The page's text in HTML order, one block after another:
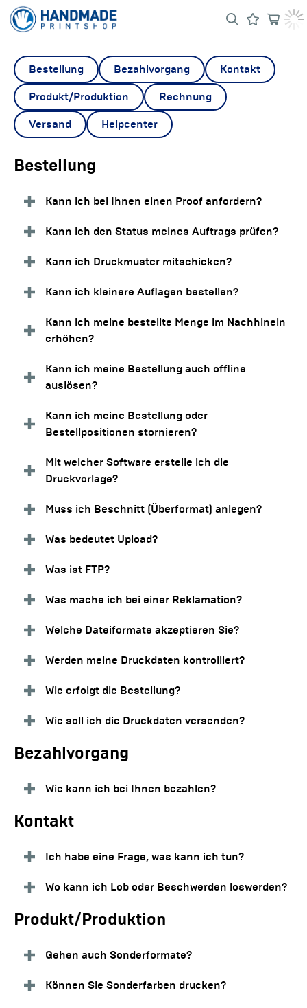
Bestellung Bezahlvorgang
Kontakt
Produkt/Produktion
Rechnung
Versand
Helpcenter
Bestellung
Kann ich bei Ihnen einen Proof anfordern?
Kann ich den Status meines Auftrags prüfen?
Kann ich Druckmuster mitschicken?
Kann ich kleinere Auflagen bestellen?
Kann ich meine bestellte Menge im Nachhinein
erhöhen?
Kann ich meine Bestellung auch offline
auslösen?
Kann ich meine Bestellung oder
Bestellpositionen stornieren?
Mit welcher Software erstelle ich die
Druckvorlage?
Muss ich Beschnitt (Überformat) anlegen?
Was bedeutet Upload?
Was ist FTP?
Was mache ich bei einer Reklamation?
Welche Dateiformate akzeptieren Sie?
Werden meine Druckdaten kontrolliert?
Wie erfolgt die Bestellung?
Wie soll ich die Druckdaten versenden?
Bezahlvorgang
Wie kann ich bei Ihnen bezahlen?
Kontakt
Ich habe eine Frage, was kann ich tun?
Wo kann ich Lob oder Beschwerden loswerden?
Produkt/Produktion
Gehen auch Sonderformate?
Können Sie Sonderfarben drucken?